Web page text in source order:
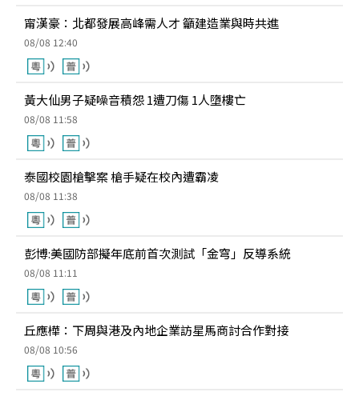
甯漢豪：北都發展高峰需人才 籲建造業與時共進
08/08 12:40
黃大仙男子疑噪音積怨 1遭刀傷 1人墮樓亡
08/08 11:58
泰國校園槍擊案 槍手疑在校內遭霸凌
08/08 11:38
彭博:美國防部擬年底前首次測試「金穹」反導系統
08/08 11:11
丘應樺：下周與港及內地企業訪星馬商討合作對接
08/08 10:56